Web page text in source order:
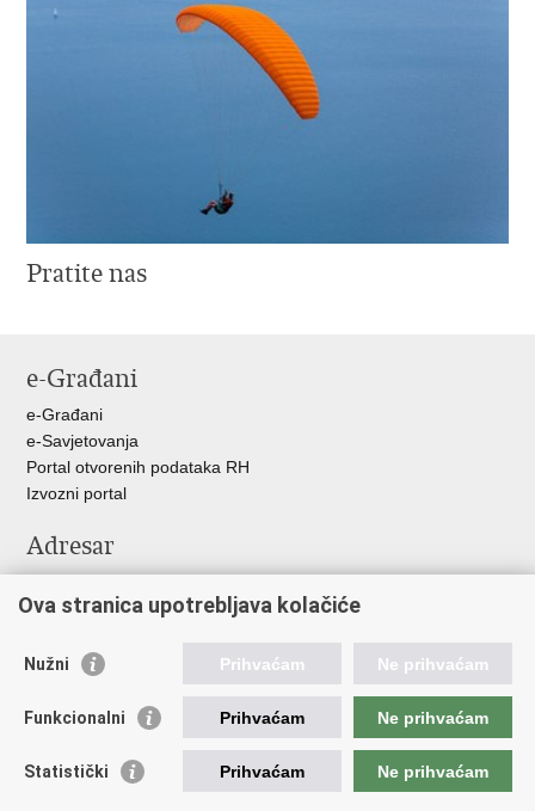
Pratite nas
e-Građani
e-Građani
e-Savjetovanja
Portal otvorenih podataka RH
Izvozni portal
Adresar
Adresar tijela javne vlasti
Korisne poveznice
Vlada RH
Predsjednik RH
Ova stranica upotrebljava kolačiće
Nužni Prihvaćam Ne prihvaćam
Funkcionalni Prihvaćam Ne prihvaćam
Statistički Prihvaćam Ne prihvaćam